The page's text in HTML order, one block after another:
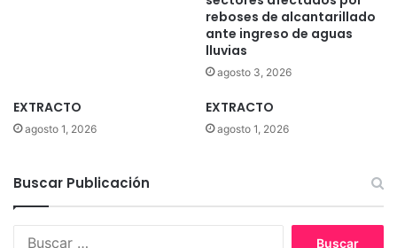
reboses de alcantarillado
ante ingreso de aguas
lluvias
agosto 3, 2026
EXTRACTO
agosto 1, 2026
EXTRACTO
agosto 1, 2026
Buscar Publicación